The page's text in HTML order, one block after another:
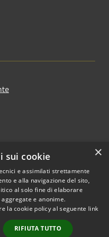
Copyright © 2026 • Comune di
Monte di Procida • Powered by
Municipium•
Accesso
×
sui cookie
e assimilati strettamente
e alla navigazione del sito,
al solo fine di elaborare
e anonime.
la cookie policy al seguente link
RIFIUTA TUTTO